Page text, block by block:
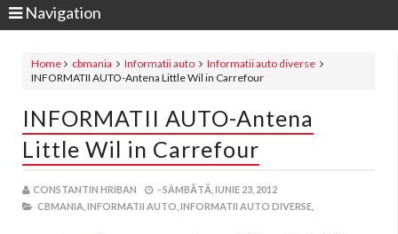
Navigation
Home cbmania Informatii auto
Informatii auto diverse
INFORMATII AUTO-Antena Little Wil in Carrefour
INFORMATII AUTO-Antena
Little Wil in Carrefour
CONSTANTIN HRIBAN -SÂMBĂTĂ, IUNIE 23, 2012
CBMANIA, INFORMATII AUTO, INFORMATII AUTO DIVERSE,